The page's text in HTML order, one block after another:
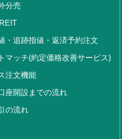
分売
・追跡指値・返済予約注文
マッチ(約定価格改善サービス)
注文機能
座開設までの流れ
の流れ